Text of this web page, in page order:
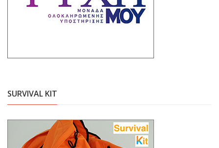
SURVIVAL KIT